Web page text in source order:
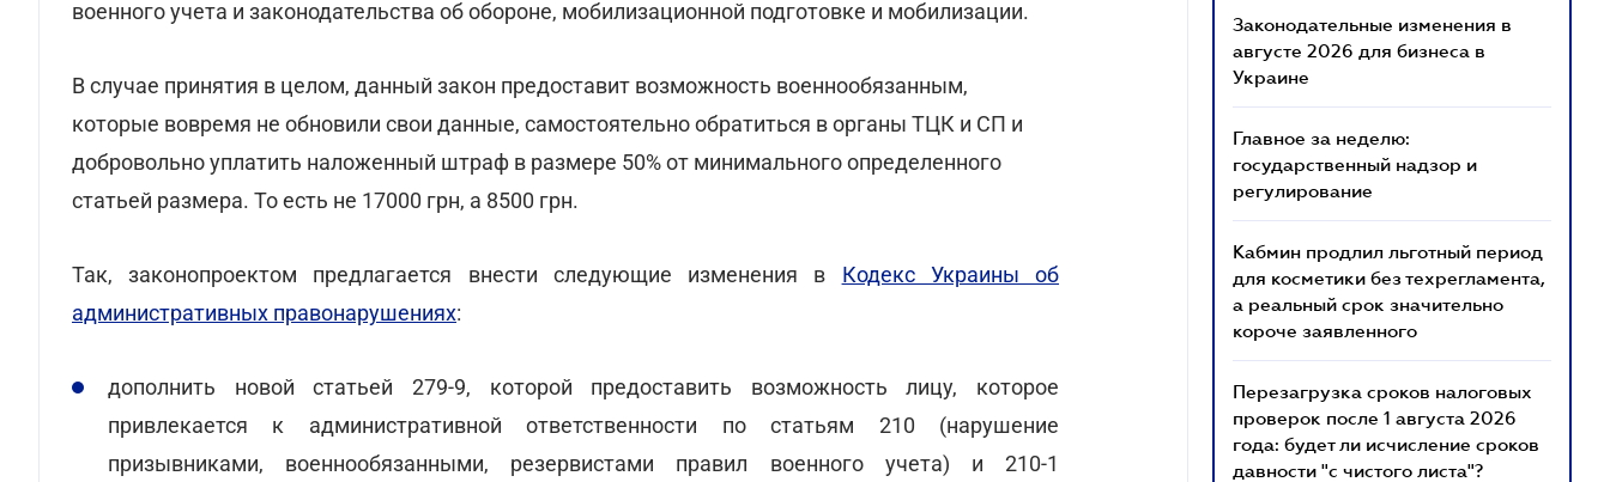
военного учета и законодательства об обороне, мобилизационной подготовке и мобилизации.
В случае принятия в целом, данный закон предоставит возможность военнообязанным,
которые вовремя не обновили свои данные, самостоятельно обратиться в органы ТЦК и СП и
добровольно уплатить наложенный штраф в размере 50% от минимального определенного
статьей размера. То есть не 17000 грн, а 8500 грн.
Так, законопроектом предлагается внести следующие изменения в Кодекс Украины об
административных правонарушениях:
дополнить новой статьей 279-9, которой предоставить возможность лицу, которое
привлекается к административной ответственности по статьям 210 (нарушение
призывниками, военнообязанными, резервистами правил военного учета) и 210-1
Законодательные изменения в
августе 2026 для бизнеса в
Украине
Главное за неделю:
государственный надзор и
регулирование
Кабмин продлил льготный период
для косметики без техрегламента,
а реальный срок значительно
короче заявленного
Перезагрузка сроков налоговых
проверок после 1 августа 2026
года: будет ли исчисление сроков
давности "с чистого листа"?